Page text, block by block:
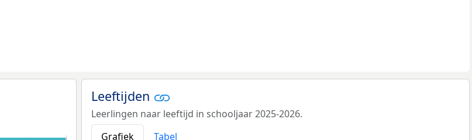
Leeftijden
Leerlingen naar leeftijd in schooljaar 2025-2026.
Grafiek
Tabel